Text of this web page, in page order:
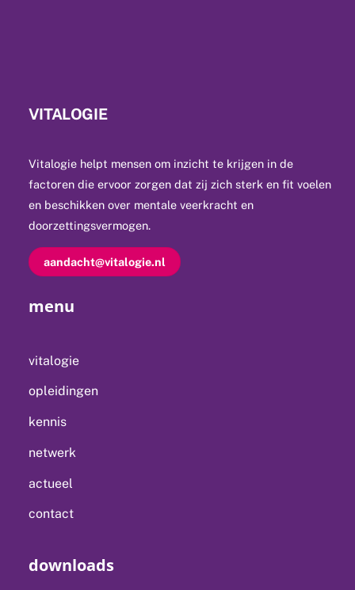
VITALOGIE
Vitalogie helpt mensen om inzicht te krijgen in de
factoren die ervoor zorgen dat zij zich sterk en fit voelen
en beschikken over mentale veerkracht en
doorzettingsvermogen.
aandacht@vitalogie.nl
menu
vitalogie
opleidingen
kennis
netwerk
actueel
contact
downloads